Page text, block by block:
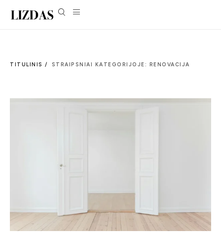
TITULINIS / STRAIPSNIAI KATEGORIJOJE: RENOVACIJA